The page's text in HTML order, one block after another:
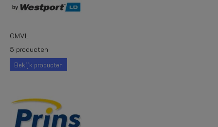
OMVL
5 producten
Bekijk producten